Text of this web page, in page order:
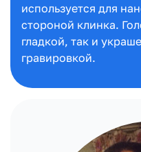
используется для
стороной клинка.
гладкой, так и
гравировкой.